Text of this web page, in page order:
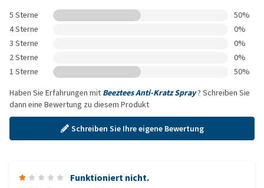
5 Sterne
50%
4 Sterne
0%
3 Sterne
0%
2 Sterne
0%
1 Sterne
50%
Haben Sie Erfahrungen mit Beeztees Anti-Kratz Spray? Schreiben Sie
dann eine Bewertung zu diesem Produkt
Schreiben Sie Ihre eigene Bewertung
Funktioniert nicht.